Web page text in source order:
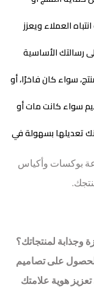
العملاء ويعزز
رسالتك الأساسية
سواء كان فاخرًا، أو
سواء كانت مات أو
تعديلها بسهولة في
بوكسات وأكياس
لمنتجاتك؟
على تصاميم
هوية علامتك